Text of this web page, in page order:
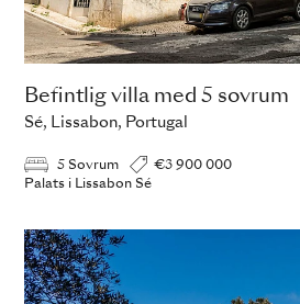
Befintlig villa med 5 sovrum
Sé, Lissabon, Portugal
5 Sovrum
€3 900 000
Palats i Lissabon Sé